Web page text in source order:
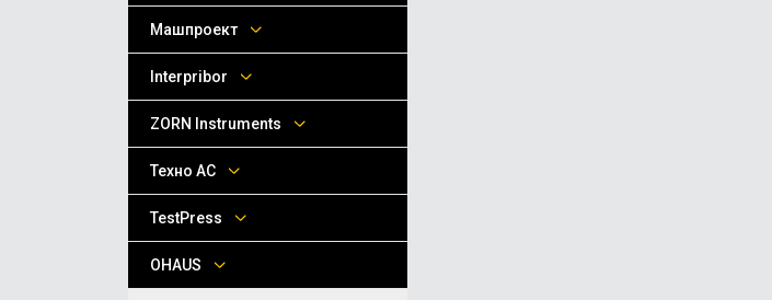
Машпроект
Interpribor
ZORN Instruments
Техно АС
TestPress
OHAUS